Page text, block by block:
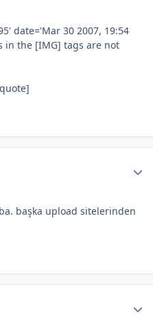
date='Mar 30 2007, 19:54
in the [IMG] tags are not
başka upload sitelerinden